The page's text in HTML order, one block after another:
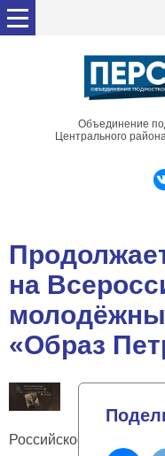
Объединение
Центрального
на
«Образ
Российское